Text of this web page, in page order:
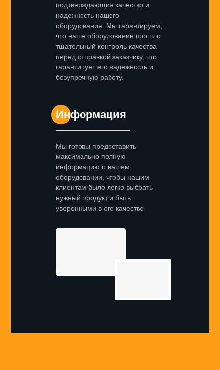
подтверждающие качество и
надежность нашего
оборудования. Мы гарантируем,
что наше оборудование прошло
тщательный контроль качества
перед отправкой заказчику, что
гарантирует его надежность и
безупречную работу.
Мы готовы предоставить
максимально полную
информацию о нашем
оборудовании, чтобы нашим
клиентам было легко выбрать
нужный продукт и быть
уверенными в его качестве
Информация